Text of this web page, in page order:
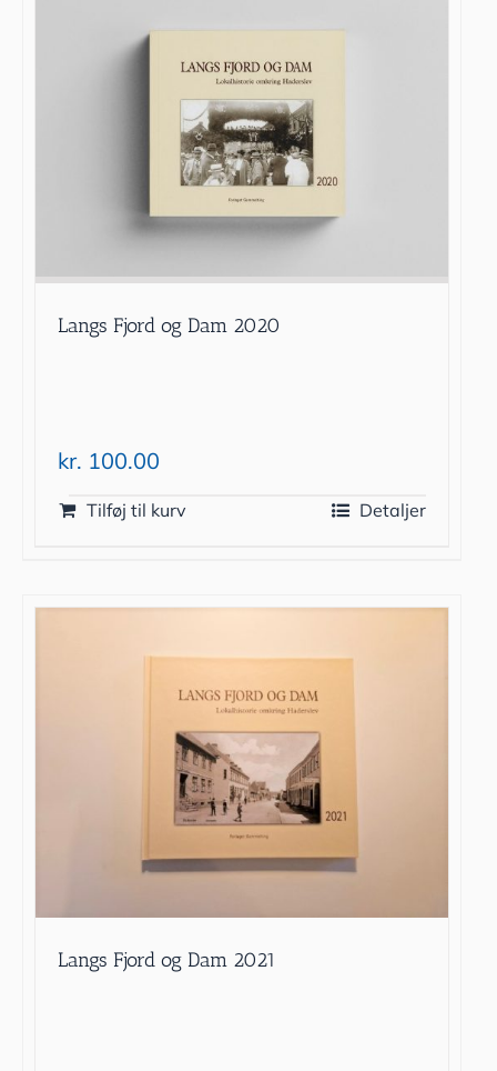
Langs Fjord og Dam 2020
kr. 100.00
Tilføj til kurv Detaljer
Langs Fjord og Dam 2021